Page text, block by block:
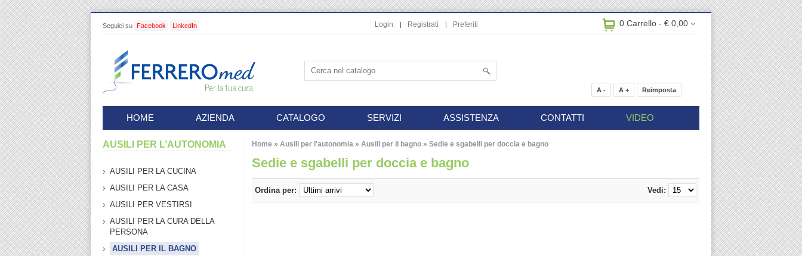
Seguici su Facebook LinkedIn 0 Carrello - € 0,00
Login Registrati Preferiti
A - A + Reimposta
HOME AZIENDA CATALOGO SERVIZI ASSISTENZA CONTATTI VIDEO
AUSILI PER L’AUTONOMIA
AUSILI PER LA CUCINA
AUSILI PER LA CASA
AUSILI PER VESTIRSI
AUSILI PER LA CURA DELLA
PERSONA
AUSILI PER IL BAGNO
Home » Ausili per l'autonomia » Ausili per il bagno » Sedie e sgabelli per doccia e bagno
Sedie e sgabelli per doccia e bagno
Vedi:
Ordina per: